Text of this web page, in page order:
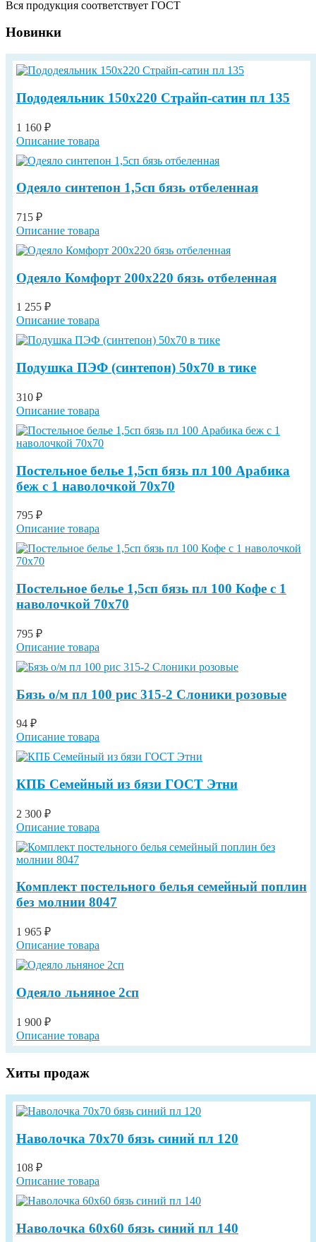
Вся продукция соответствует ГОСТ
Новинки
Пододеяльник 150х220 Страйп-сатин пл 135
1 160 ₽
Описание товара
Одеяло синтепон 1,5сп бязь отбеленная
715 ₽
Описание товара
Одеяло Комфорт 200х220 бязь отбеленная
1 255 ₽
Описание товара
Подушка ПЭФ (синтепон) 50х70 в тике
310 ₽
Описание товара
Постельное белье 1,5сп бязь пл 100 Арабика
беж с 1 наволочкой 70х70
795 ₽
Описание товара
Постельное белье 1,5сп бязь пл 100 Кофе с 1
наволочкой 70х70
795 ₽
Описание товара
Бязь о/м пл 100 рис 315-2 Слоники розовые
94 ₽
Описание товара
КПБ Семейный из бязи ГОСТ Этни
2 300 ₽
Описание товара
Комплект постельного белья семейный поплин
без молнии 8047
1 965 ₽
Описание товара
Одеяло льняное 2сп
1 900 ₽
Описание товара
Хиты продаж
Наволочка 70х70 бязь синий пл 120
108 ₽
Описание товара
Наволочка 60х60 бязь синий пл 140